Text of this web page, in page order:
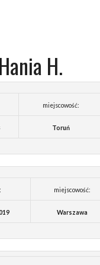
Hania H.
miejscowość:
Toruń
miejscowość:
Warszawa